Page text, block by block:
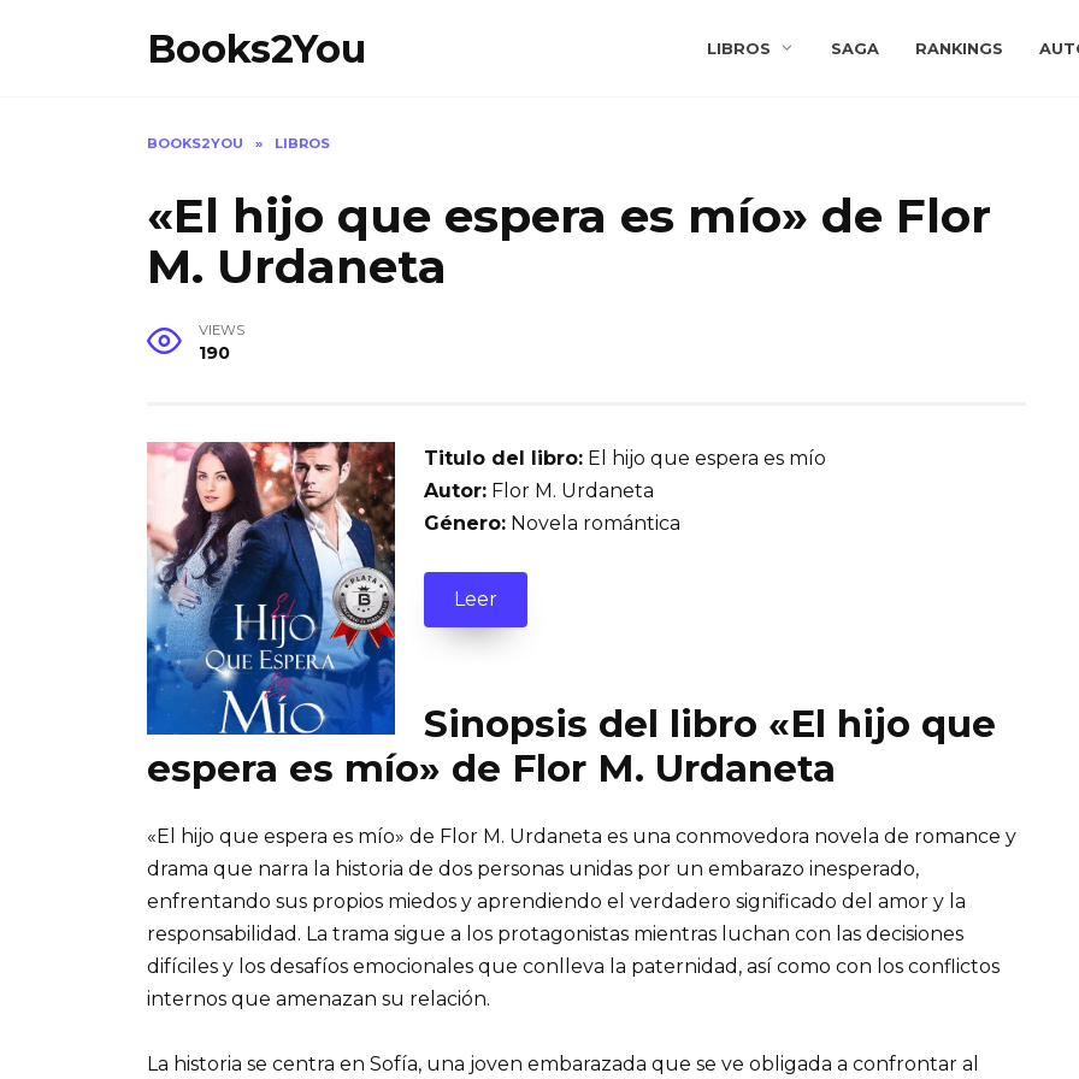
Books2You LIBROS SAGA RANKINGS
BOOKS2YOU » LIBROS
«El hijo que espera es mío» de Flor
M. Urdaneta
VIEWS
190
Titulo del libro: El hijo que espera es mío
Autor: Flor M. Urdaneta
Género: Novela romántica
Leer
Sinopsis del libro «El hijo que
espera es mío» de Flor M. Urdaneta
«El hijo que espera es mío» de Flor M. Urdaneta es una conmovedora novela de romance y
drama que narra la historia de dos personas unidas por un embarazo inesperado,
enfrentando sus propios miedos y aprendiendo el verdadero significado del amor y la
responsabilidad. La trama sigue a los protagonistas mientras luchan con las decisiones
difíciles y los desafíos emocionales que conlleva la paternidad, así como con los conflictos
internos que amenazan su relación.
La historia se centra en Sofía, una joven embarazada que se ve obligada a confrontar al